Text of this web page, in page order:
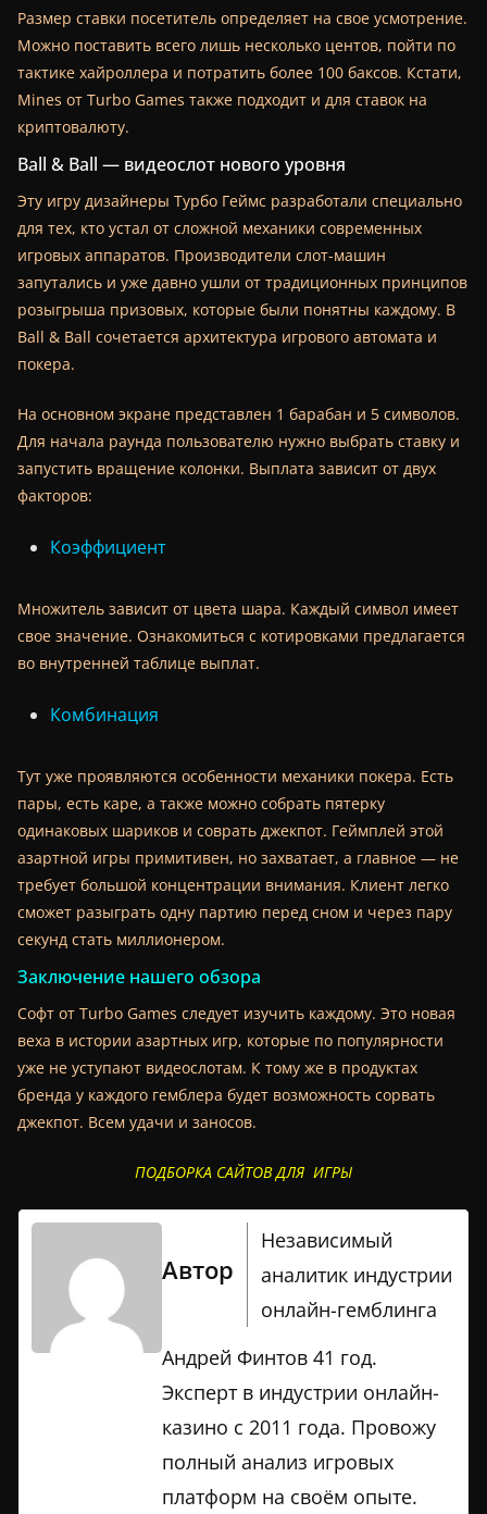
Размер ставки посетитель определяет на свое усмотрение.
Можно поставить всего лишь несколько центов, пойти по
тактике хайроллера и потратить более 100 баксов. Кстати,
Mines от Turbo Games также подходит и для ставок на
криптовалюту.
Ball & Ball — видеослот нового уровня
Эту игру дизайнеры Турбо Геймс разработали специально
для тех, кто устал от сложной механики современных
игровых аппаратов. Производители слот-машин
запутались и уже давно ушли от традиционных принципов
розыгрыша призовых, которые были понятны каждому. В
Ball & Ball сочетается архитектура игрового автомата и
покера.
На основном экране представлен 1 барабан и 5 символов.
Для начала раунда пользователю нужно выбрать ставку и
запустить вращение колонки. Выплата зависит от двух
факторов:
Коэффициент
Множитель зависит от цвета шара. Каждый символ имеет
свое значение. Ознакомиться с котировками предлагается
во внутренней таблице выплат.
Комбинация
Тут уже проявляются особенности механики покера. Есть
пары, есть каре, а также можно собрать пятерку
одинаковых шариков и соврать джекпот. Геймплей этой
азартной игры примитивен, но захватает, а главное — не
требует большой концентрации внимания. Клиент легко
сможет разыграть одну партию перед сном и через пару
секунд стать миллионером.
Заключение нашего обзора
Софт от Turbo Games следует изучить каждому. Это новая
веха в истории азартных игр, которые по популярности
уже не уступают видеослотам. К тому же в продуктах
бренда у каждого гемблера будет возможность сорвать
джекпот. Всем удачи и заносов.
ПОДБОРКА САЙТОВ ДЛЯ ИГРЫ
Автор
Независимый
аналитик индустрии
онлайн-гемблинга
Андрей Финтов 41 год.
Эксперт в индустрии онлайн-
казино с 2011 года. Провожу
полный анализ игровых
платформ на своём опыте.